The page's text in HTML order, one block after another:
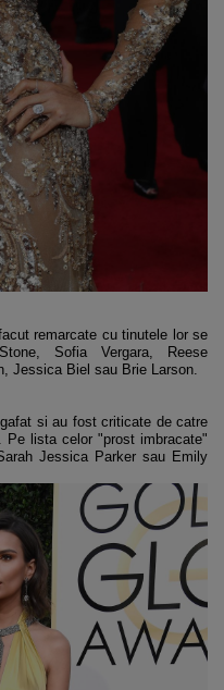
remarcate cu tinutele lor se
Sofia Vergara, Reese
Jessica Biel sau Brie Larson.
si au fost criticate de catre
Pe lista celor "prost imbracate"
Jessica Parker sau Emily